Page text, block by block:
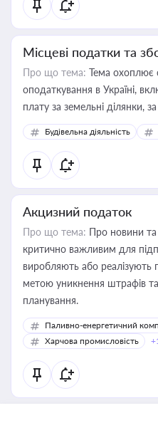
Місцеві податки та
Про що тема: Тема охоплює
оподаткування в Україні,
Будівельна діяльність
Акцизний податок
Про що тема: Про новини та
критично важливим для
виробляють або реалізують
метою уникнення штрафів
планування.
Паливно-енергетичний
Харчова промисловість